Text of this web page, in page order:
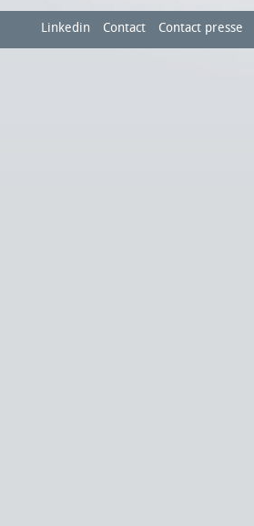
Linkedin Contact Contact presse